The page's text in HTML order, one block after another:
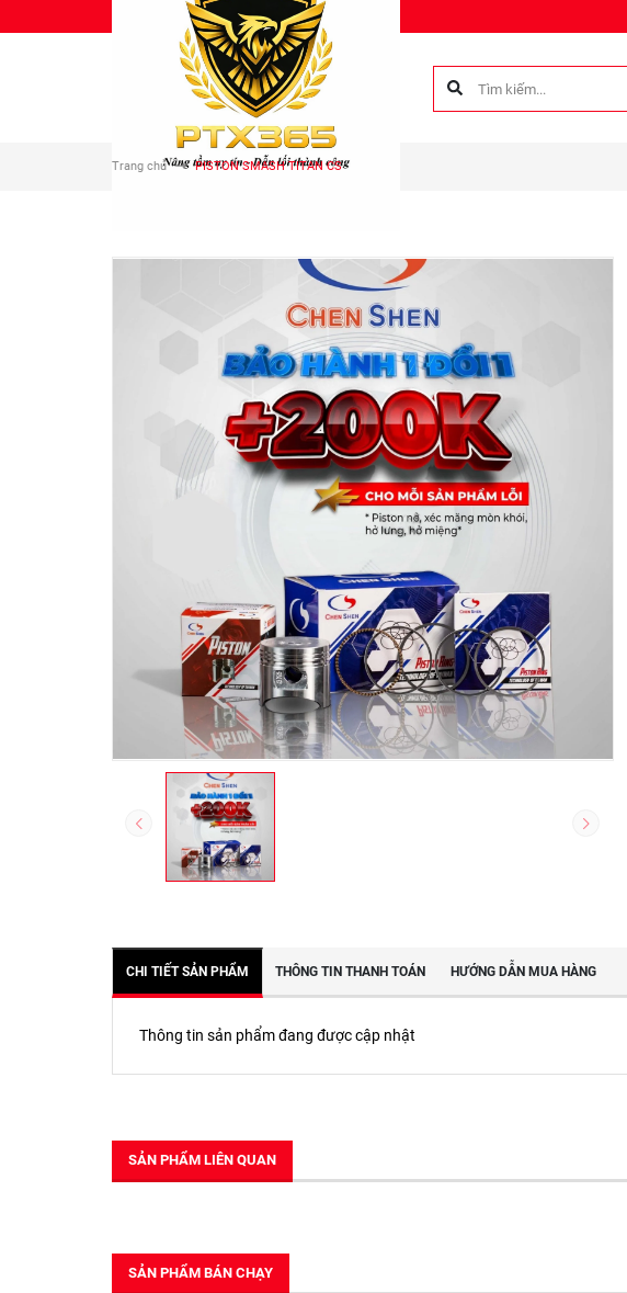
Chào mừng bạn đến với Phụ tùng Duy Anh!
Trang chủ PISTON SMASH TITAN CS
CHI TIẾT SẢN PHẨM THÔNG TIN THANH TOÁN HƯỚNG DẪN MUA HÀNG
Thông tin sản phẩm đang được cập nhật
SẢN PHẨM LIÊN QUAN
SẢN PHẨM BÁN CHẠY